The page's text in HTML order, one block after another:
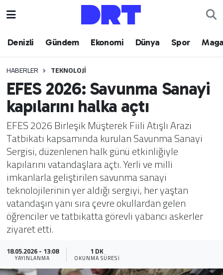
Denizli Gündem Ekonomi Dünya Spor
HABERLER TEKNOLOJI
EFES 2026: Savunma Sanayi
kapılarını halka açtı
EFES 2026 Birleşik Müşterek Fiili Atışlı Arazi
Tatbikatı kapsamında kurulan Savunma Sanayi
Sergisi, düzenlenen halk günü etkinliğiyle
kapılarını vatandaşlara açtı. Yerli ve milli
imkanlarla geliştirilen savunma sanayi
teknolojilerinin yer aldığı sergiyi, her yaştan
vatandaşın yanı sıra çevre okullardan gelen
öğrenciler ve tatbikatta görevli yabancı askerler
ziyaret etti.
18.05.2026 - 13:08
YAYINLANMA
1 DK
OKUNMA SÜRESI
Denizli
Ekonomi
Dünya
Spor
Magazin
Teknoloji
Yaşam
Yazarlar
Hava Durumu
Puan Durumu ve Fikstür
Tüm Manşetler
Son Dakika Haberleri
Haber Arşivi